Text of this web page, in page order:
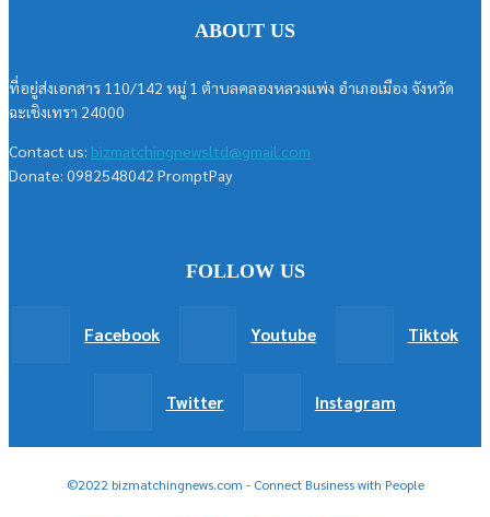
ABOUT US
ที่อยู่ส่งเอกสาร 110/142 หมู่ 1 ตำบลคลองหลวงแพ่ง อำเภอเมือง จังหวัด
ฉะเชิงเทรา 24000
Contact us: bizmatchingnewsltd@gmail.com
Donate: 0982548042 PromptPay
FOLLOW US
Facebook Youtube Tiktok
Twitter Instagram
©2022 bizmatchingnews.com - Connect Business with People